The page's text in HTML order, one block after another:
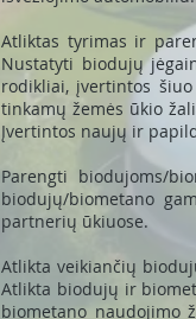
Atliktas tyrimas ir
Nustatyti biodujų
rodikliai, įvertintos
tinkamų žemės ūkio
Įvertintos naujų ir
Parengti biodujoms/
biodujų/biometano
partnerių ūkiuose.
Atlikta veikiančių
Atlikta biodujų ir
biometano naudojimo